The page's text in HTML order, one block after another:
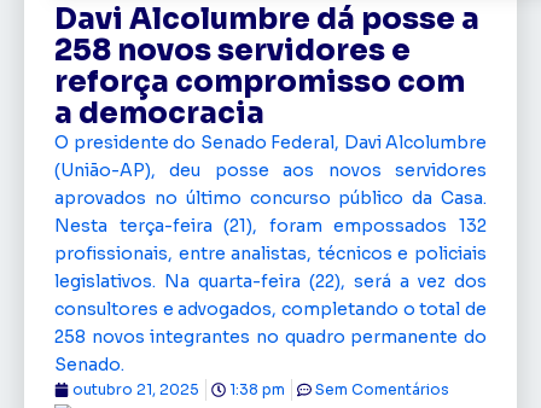
Davi Alcolumbre dá posse a
258 novos servidores e
reforça compromisso com
a democracia
O presidente do Senado Federal, Davi Alcolumbre
(União-AP), deu posse aos novos servidores
aprovados no último concurso público da Casa.
Nesta terça-feira (21), foram empossados 132
profissionais, entre analistas, técnicos e policiais
legislativos. Na quarta-feira (22), será a vez dos
consultores e advogados, completando o total de
258 novos integrantes no quadro permanente do
Senado.
outubro 21, 2025 1:38 pm Sem Comentários